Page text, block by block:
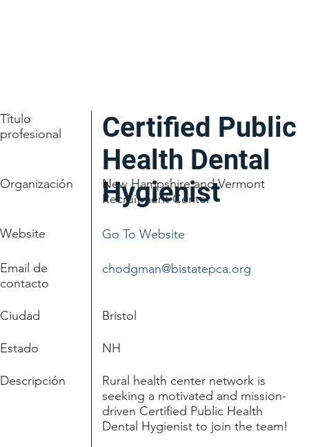
Título
profesional
Organización
Website
Email de
contacto
Ciudad
Estado
Descripción
New Hampshire and Vermont
Recruitment Center
NH
Bristol
Rural health center network is
seeking a motivated and mission-
driven Certified Public Health
Dental Hygienist to join the team!
Go To Website
chodgman@bistatepca.org
Certified Public
Health Dental
Hygienist